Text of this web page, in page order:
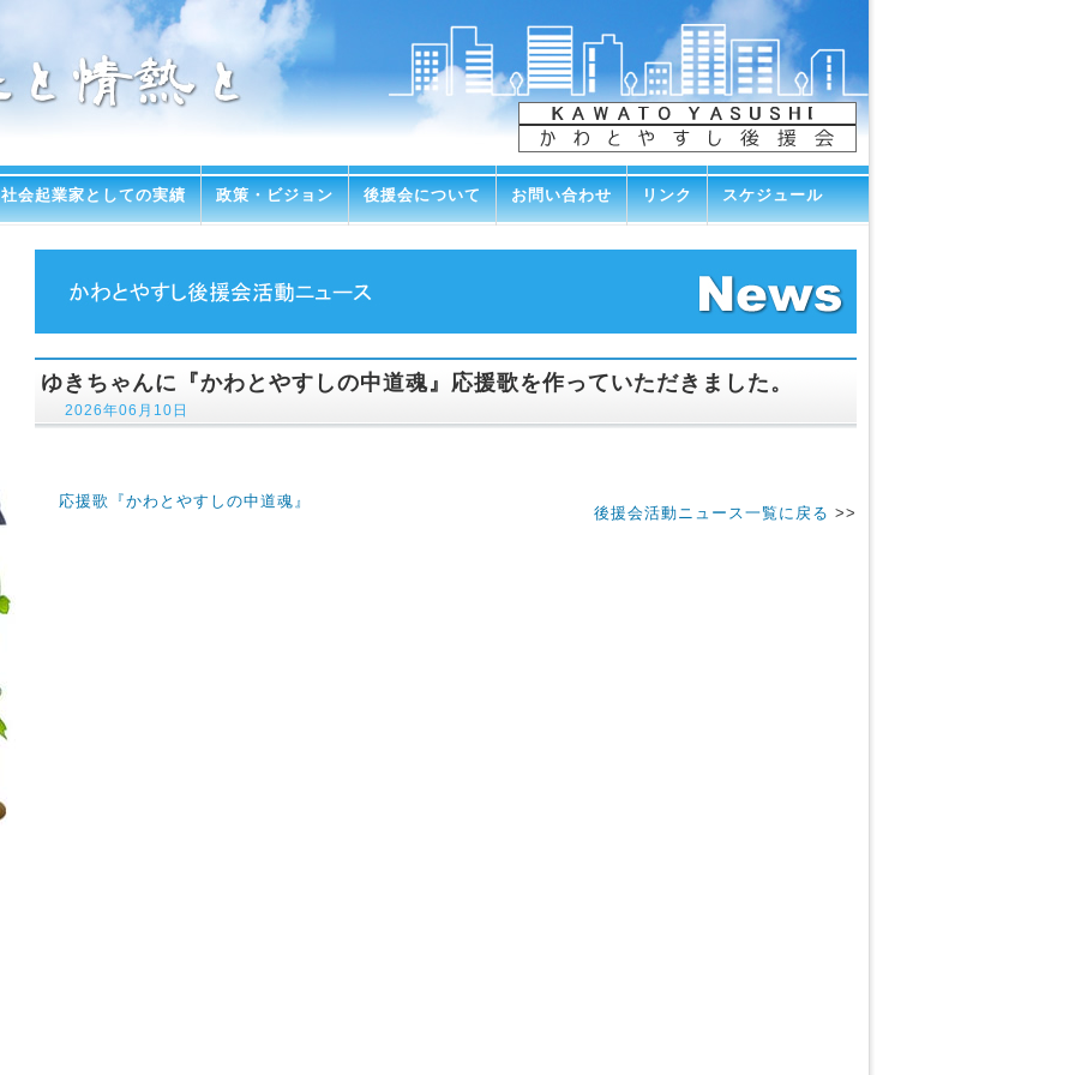
社会起業家としての実績 政策・ビジョン 後援会について お問い合わせ リンク スケジュール
ゆきちゃんに『かわとやすしの中道魂』応援歌を作っていただきました。
2026年06月10日
応援歌『かわとやすしの中道魂』
後援会活動ニュース一覧に戻る >>